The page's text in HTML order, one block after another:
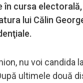
în cursa
lui Călin
nu voi candida
ultimele două